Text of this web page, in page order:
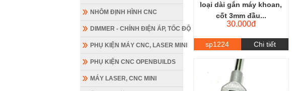
NHÔM ĐỊNH HÌNH CNC
DIMMER - CHỈNH ĐIỆN ÁP, TỐC ĐỘ
PHỤ KIỆN MÁY CNC, LASER MINI
PHỤ KIỆN CNC OPENBUILDS
MÁY LASER, CNC MINI
loại dài gắn máy khoan,
cốt 3mm đầu...
30.000đ
sp1224 Chi tiết